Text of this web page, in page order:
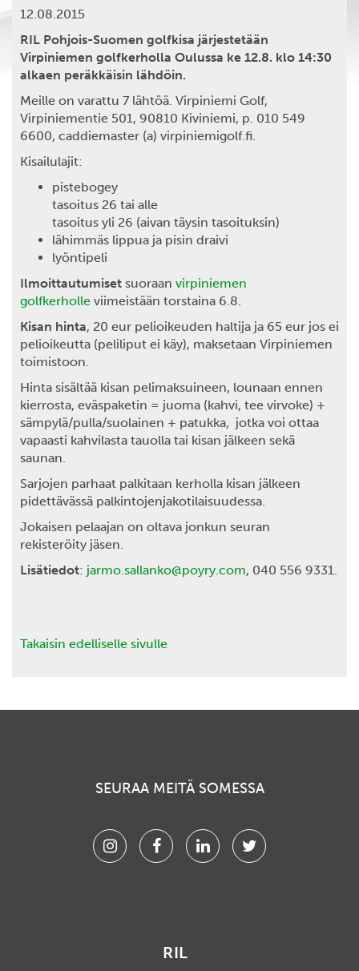
12.08.2015
RIL Pohjois-Suomen golfkisa järjestetään
Virpiniemen golfkerholla Oulussa ke 12.8. klo 14:30
alkaen peräkkäisin lähdöin.
Meille on varattu 7 lähtöä. Virpiniemi Golf,
Virpiniementie 501, 90810 Kiviniemi, p. 010 549
6600, caddiemaster (a) virpiniemigolf.fi.
Kisailulajit:
pistebogey
tasoitus 26 tai alle
tasoitus yli 26 (aivan täysin tasoituksin)
lähimmäs lippua ja pisin draivi
lyöntipeli
Ilmoittautumiset suoraan virpiniemen
golfkerholle viimeistään torstaina 6.8.
Kisan hinta, 20 eur pelioikeuden haltija ja 65 eur jos ei
pelioikeutta (peliliput ei käy), maksetaan Virpiniemen
toimistoon.
Hinta sisältää kisan pelimaksuineen, lounaan ennen
kierrosta, eväspaketin = juoma (kahvi, tee virvoke) +
sämpylä/pulla/suolainen + patukka, jotka voi ottaa
vapaasti kahvilasta tauolla tai kisan jälkeen sekä
saunan.
Sarjojen parhaat palkitaan kerholla kisan jälkeen
pidettävässä palkintojenjakotilaisuudessa.
Jokaisen pelaajan on oltava jonkun seuran
rekisteröity jäsen.
Lisätiedot: jarmo.sallanko@poyry.com, 040 556 9331.
Takaisin edelliselle sivulle
SEURAA MEITÄ SOMESSA
InstagramFacebookLinkedinTwitter
RIL